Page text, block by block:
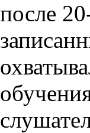
после